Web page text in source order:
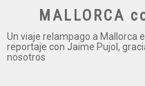
MALLORCA
Un viaje relampago a Mallorca
reportaje con Jaime Pujol,
nosotros